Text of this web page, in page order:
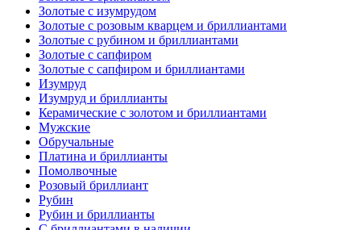
Золотые с изумрудом
Золотые с розовым кварцем и бриллиантами
Золотые с рубином и бриллиантами
Золотые с сапфиром
Золотые с сапфиром и бриллиантами
Изумруд
Изумруд и бриллианты
Керамические с золотом и бриллиантами
Мужские
Обручальные
Платина и бриллианты
Помолвочные
Розовый бриллиант
Рубин
Рубин и бриллианты